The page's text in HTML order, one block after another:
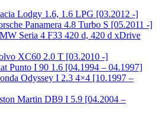
Lodgy 1.6, 1.6 LPG [03.2012 -]
Panamera 4.8 Turbo S [05.2011 -]
Seria 4 F33 420 d, 420 d xDrive
XC60 2.0 T [03.2010 -]
Punto I 90 1.6 [04.1994 – 04.1997]
Odyssey I 2.3 4×4 [10.1997 –
Martin DB9 I 5.9 [04.2004 –